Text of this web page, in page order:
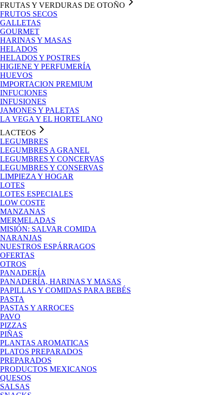
FRUTAS Y VERDURAS DE OTOÑO
FRUTOS SECOS
GALLETAS
GOURMET
HARINAS Y MASAS
HELADOS
HELADOS Y POSTRES
HIGIENE Y PERFUMERÍA
HUEVOS
IMPORTACION PREMIUM
INFUCIONES
INFUSIONES
JAMONES Y PALETAS
LA VEGA Y EL HORTELANO
LACTEOS
LEGUMBRES
LEGUMBRES A GRANEL
LEGUMBRES Y CONCERVAS
LEGUMBRES Y CONSERVAS
LIMPIEZA Y HOGAR
LOTES
LOTES ESPECIALES
LOW COSTE
MANZANAS
MERMELADAS
MISIÓN: SALVAR COMIDA
NARANJAS
NUESTROS ESPÁRRAGOS
OFERTAS
OTROS
PANADERÍA
PANADERÍA, HARINAS Y MASAS
PAPILLAS Y COMIDAS PARA BEBÉS
PASTA
PASTAS Y ARROCES
PAVO
PIZZAS
PIÑAS
PLANTAS AROMATICAS
PLATOS PREPARADOS
PREPARADOS
PRODUCTOS MEXICANOS
QUESOS
SALSAS